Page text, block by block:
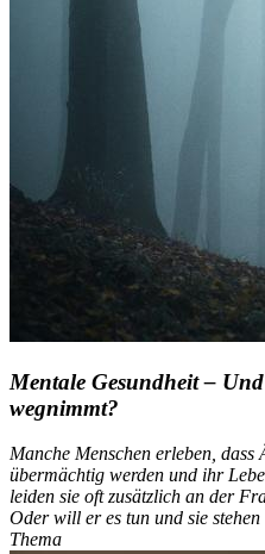
Mentale Gesundheit –
wegnimmt?
Manche Menschen erleben, dass
übermächtig werden und ihr
leiden sie oft zusätzlich an der
Oder will er es tun und sie
Thema